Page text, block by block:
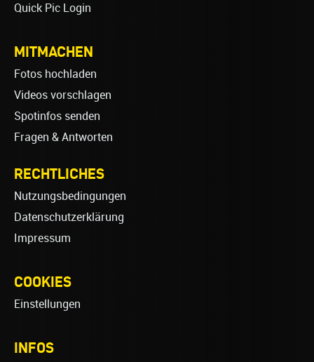
Quick Pic Login
MITMACHEN
Fotos hochladen
Videos vorschlagen
Spotinfos senden
Fragen & Antworten
RECHTLICHES
Nutzungsbedingungen
Datenschutzerklärung
Impressum
COOKIES
Einstellungen
INFOS